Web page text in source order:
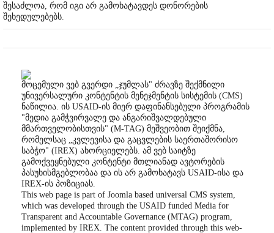
შესაძლოა, რომ იგი არ გამოხატავდეს დონორების
შეხედულებებს.
მოცემული ვებ გვერდი „ჯუმლას" ძრავზე შექმნილი
უნივერსალური კონტენტის მენეჯმენტის სისტემის (CMS)
ნაწილია. ის USAID-ის მიერ დაფინანსებული პროგრამის
"მედია გამჭვირვალე და ანგარიშვალდებული
მმართველობისთვის" (M-TAG) მეშვეობით შეიქმნა,
რომელსაც „კვლევისა და გაცვლების საერთაშორისო
საბჭო" (IREX) ახორციელებს. ამ ვებ საიტზე
გამოქვეყნებული კონტენტი მთლიანად ავტორების
პასუხისმგებლობაა და ის არ გამოხატავს USAID-ისა და
IREX-ის პოზიციას.
This web page is part of Joomla based universal CMS system,
which was developed through the USAID funded Media for
Transparent and Accountable Governance (MTAG) program,
implemented by IREX. The content provided through this web-